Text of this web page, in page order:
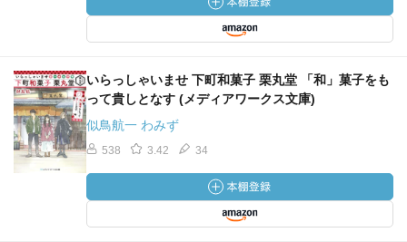
いらっしゃいませ 下町和菓子 栗丸堂 「和」菓子をも
って貴しとなす (メディアワークス文庫)
似鳥航一 わみず
538 3.42 34